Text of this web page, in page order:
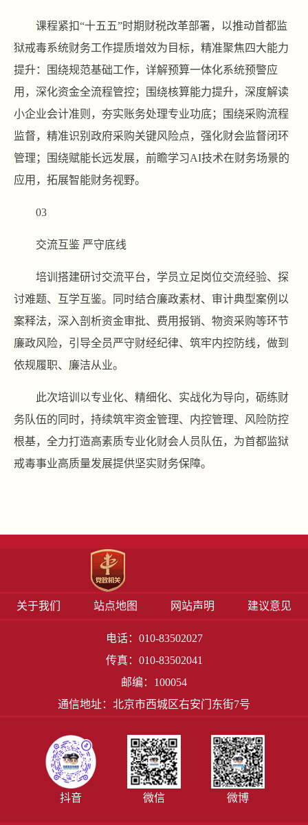
课程紧扣“十五五”时期财税改革部署，以推动首都监
狱戒毒系统财务工作提质增效为目标，精准聚焦四大能力
提升：围绕规范基础工作，详解预算一体化系统预警应
用，深化资金全流程管控；围绕核算能力提升，深度解读
小企业会计准则，夯实账务处理专业功底；围绕采购流程
监督，精准识别政府采购关键风险点，强化财会监督闭环
管理；围绕赋能长远发展，前瞻学习AI技术在财务场景的
应用，拓展智能财务视野。
03
交流互鉴 严守底线
培训搭建研讨交流平台，学员立足岗位交流经验、探
讨难题、互学互鉴。同时结合廉政素材、审计典型案例以
案释法，深入剖析资金审批、费用报销、物资采购等环节
廉政风险，引导全员严守财经纪律、筑牢内控防线，做到
依规履职、廉洁从业。
此次培训以专业化、精细化、实战化为导向，砺练财
务队伍的同时，持续筑牢资金管理、内控管理、风险防控
根基，全力打造高素质专业化财会人员队伍，为首都监狱
戒毒事业高质量发展提供坚实财务保障。
关于我们 站点地图 网站声明 建议意见
电话：010-83502027
传真：010-83502041
邮编：100054
通信地址：北京市西城区右安门东街7号
抖音 微信 微博